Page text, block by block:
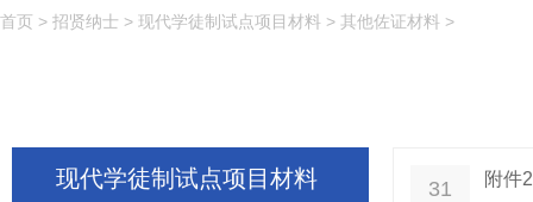
首页 > 招贤纳士 > 现代学徒制试点项目材料 > 其他佐证材料 >
现代学徒制试点项目材料 31 附件